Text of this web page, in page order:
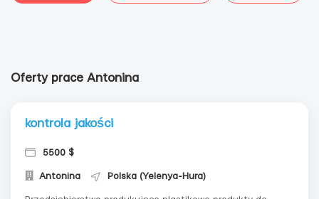
Oferty prace Antonina
kontrola jakości
5500 $
Antonina Polska (Yelenya-Hura)